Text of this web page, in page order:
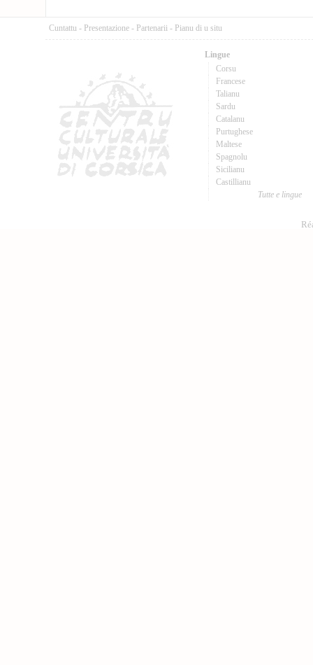
Cuntattu - Presentazione - Partenarii - Pianu di u situ
Lingue
Corsu
Francese
Talianu
Sardu
Catalanu
Purtughese
Maltese
Spagnolu
Sicilianu
Castillianu
Tutte e lingue